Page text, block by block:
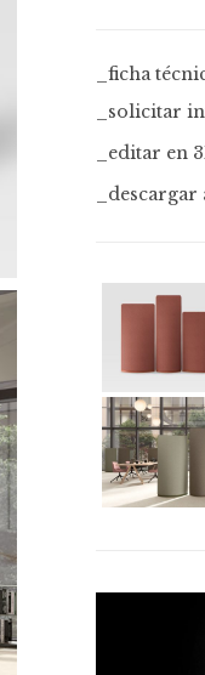
_ficha
_solicitar
_editar en